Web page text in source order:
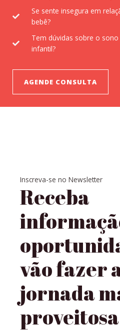
Se sente insegura em
bebê?
Tem dúvidas sobre o
infantil?
AGENDE CONSULTA
Inscreva-se no Newsletter
Receba
vão fazer
jornada